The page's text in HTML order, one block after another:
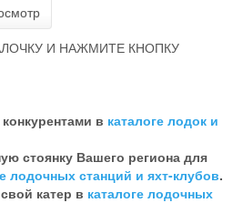
И НАЖМИТЕ КНОПКУ
в каталоге лодок и
стоянку Вашего региона для
лодочных станций и яхт-клубов.
катер в каталоге лодочных